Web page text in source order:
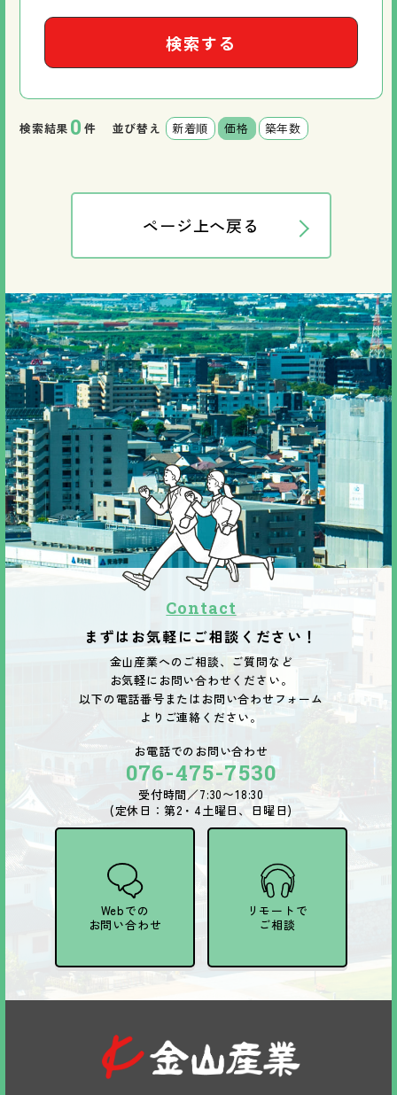
検索する
検索結果 0 件 並び替え 新着順 価格 築年数
ページ上へ戻る
Contact
まずはお気軽にご相談ください！
金山産業へのご相談、ご質問など
お気軽にお問い合わせください。
以下の電話番号またはお問い合わせフォーム
よりご連絡ください。
お電話でのお問い合わせ
076-475-7530
受付時間／7:30〜18:30
(定休日：第2・4土曜日、日曜日)
Webでの
お問い合わせ
リモートで
ご相談